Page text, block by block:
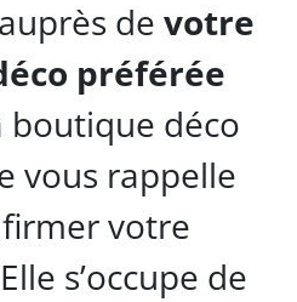
de votre
préférée
boutique déco
vous rappelle
votre
s’occupe de